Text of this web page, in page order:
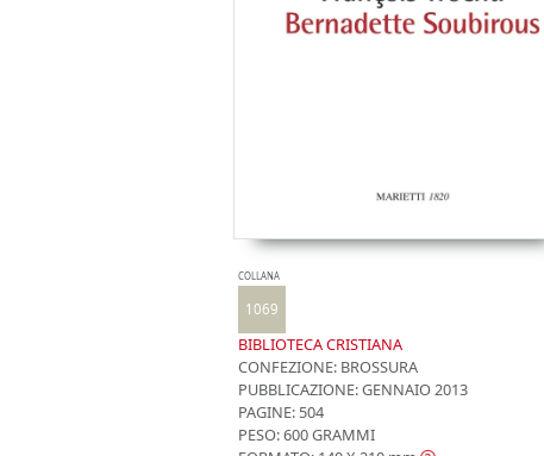
COLLANA
1069
BIBLIOTECA CRISTIANA
CONFEZIONE: BROSSURA
PUBBLICAZIONE:GENNAIO 2013
PAGINE: 504
PESO: 600 GRAMMI